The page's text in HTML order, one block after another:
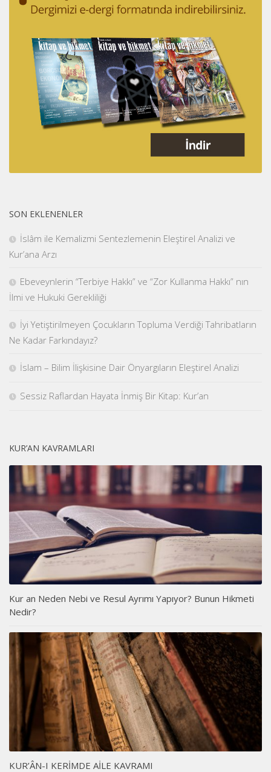
SON EKLENENLER
İslâm ile Kemalizmi Sentezlemenin Eleştirel Analizi ve
Kur’ana Arzı
Ebeveynlerin “Terbiye Hakkı” ve “Zor Kullanma Hakkı” nın
İlmi ve Hukuki Gerekliliği
İyi Yetiştirilmeyen Çocukların Topluma Verdiği Tahribatların
Ne Kadar Farkındayız?
İslam – Bilim İlişkisine Dair Önyargıların Eleştirel Analizi
Sessiz Raflardan Hayata İnmiş Bir Kitap: Kur’an
KUR’AN KAVRAMLARI
Kur an Neden Nebi ve Resul Ayrımı Yapıyor? Bunun Hikmeti
Nedir?
KUR’ÂN-I KERİMDE AİLE KAVRAMI